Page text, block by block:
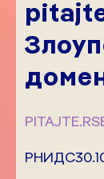
PITAJTE.RS
РНИДС